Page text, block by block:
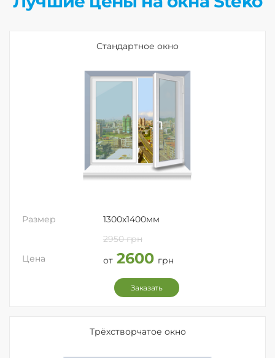
Стандартное окно
Размер
1300x1400мм
2950 грн
Цена
от 2600 грн
Заказать
Трёхстворчатое окно